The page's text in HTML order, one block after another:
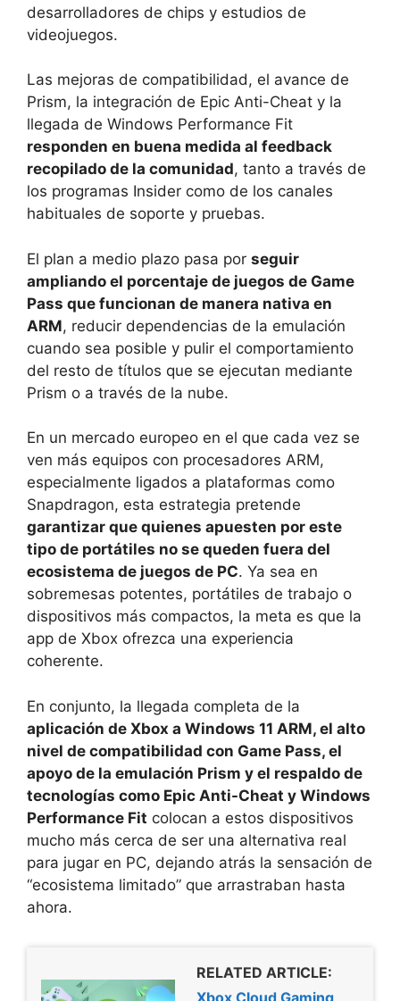
desarrolladores de chips y estudios de
videojuegos.
Las mejoras de compatibilidad, el avance de
Prism, la integración de Epic Anti-Cheat y la
llegada de Windows Performance Fit
responden en buena medida al feedback
recopilado de la comunidad, tanto a través de
los programas Insider como de los canales
habituales de soporte y pruebas.
El plan a medio plazo pasa por seguir
ampliando el porcentaje de juegos de Game
Pass que funcionan de manera nativa en
ARM, reducir dependencias de la emulación
cuando sea posible y pulir el comportamiento
del resto de títulos que se ejecutan mediante
Prism o a través de la nube.
En un mercado europeo en el que cada vez se
ven más equipos con procesadores ARM,
especialmente ligados a plataformas como
Snapdragon, esta estrategia pretende
garantizar que quienes apuesten por este
tipo de portátiles no se queden fuera del
ecosistema de juegos de PC. Ya sea en
sobremesas potentes, portátiles de trabajo o
dispositivos más compactos, la meta es que la
app de Xbox ofrezca una experiencia
coherente.
En conjunto, la llegada completa de la
aplicación de Xbox a Windows 11 ARM, el alto
nivel de compatibilidad con Game Pass, el
apoyo de la emulación Prism y el respaldo de
tecnologías como Epic Anti-Cheat y Windows
Performance Fit colocan a estos dispositivos
mucho más cerca de ser una alternativa real
para jugar en PC, dejando atrás la sensación de
“ecosistema limitado” que arrastraban hasta
ahora.
RELATED ARTICLE: